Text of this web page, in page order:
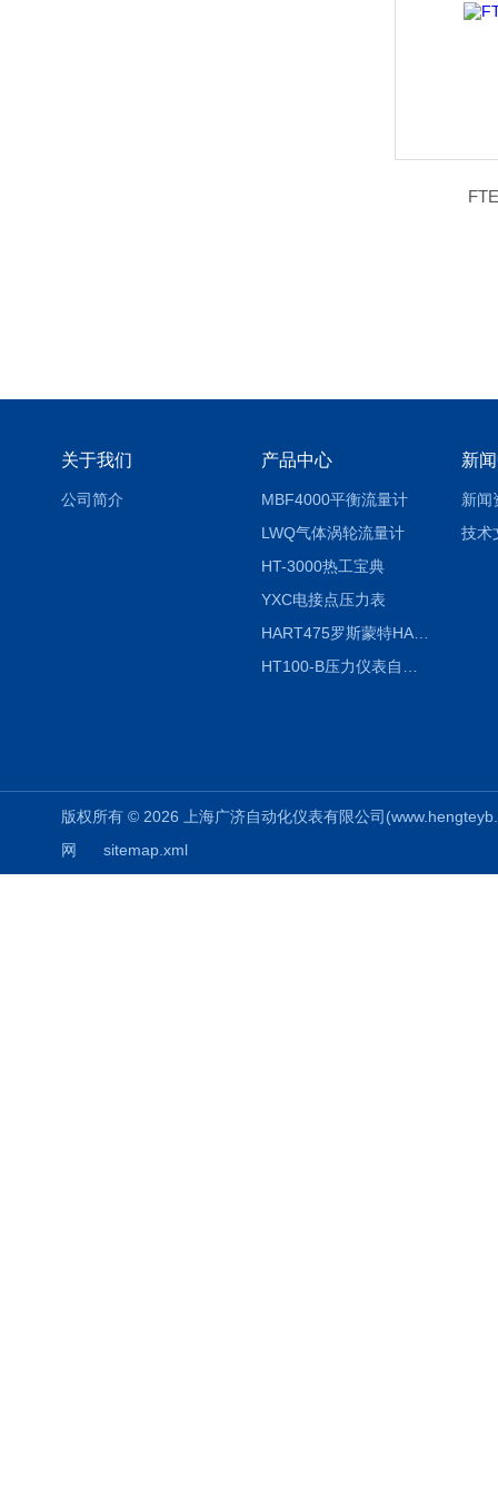
关于我们
公司简介
产品中心
MBF4000平衡流量计
LWQ气体涡轮流量计
HT-3000热工宝典
YXC电接点压力表
HART475罗斯蒙特HART475手操器
新
新闻
技术
版权所有 © 2026 上海广济自动化仪表有限公司
网
sitemap.xml